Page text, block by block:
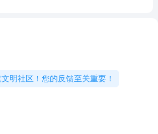
明社区！您的反馈至关重要！